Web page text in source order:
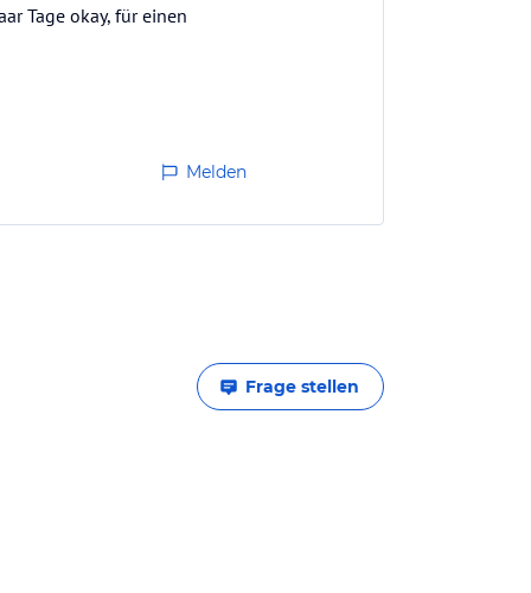
Tage okay, für einen
Melden
Frage stellen